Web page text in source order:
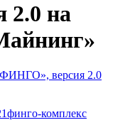
2.0 на
версия 2.0
финго-комплекс